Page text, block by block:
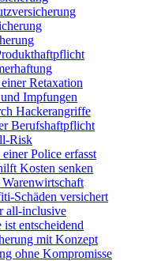
Retaxation
Impfungen
Hackerangriffe
Berufshaftpflicht
Risk
Police erfasst
Kosten senken
Schäden versichert
all-inclusive
entscheidend
mit Konzept
ohne Kompromisse